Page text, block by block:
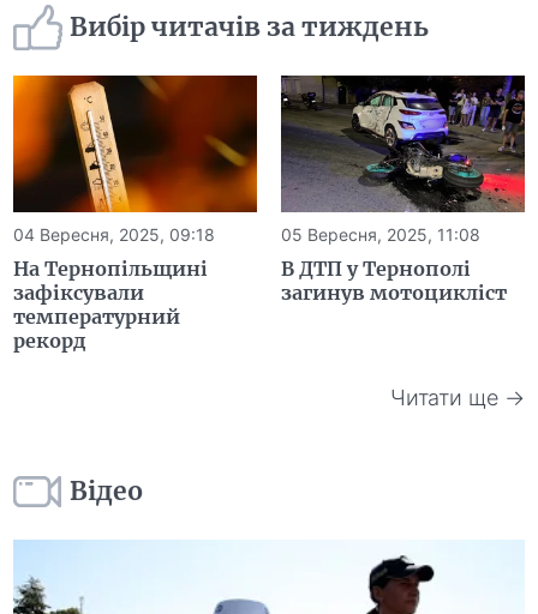
Вибір читачів за тиждень
04 Вересня, 2025, 09:18
На Тернопільщині
зафіксували
температурний
рекорд
05 Вересня, 2025, 11:08
В ДТП у Тернополі
загинув мотоцикліст
Читати ще →
Відео